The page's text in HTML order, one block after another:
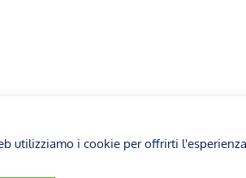
utilizziamo i cookie per offrirti